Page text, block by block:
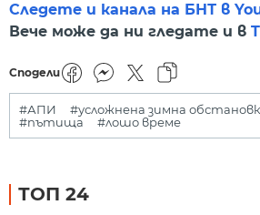
Следете и канала на БНТ в
Вече може да ни гледате и в
Сподели
#АПИ
#усложнена зимна
#пътища
#лошо време
ТОП 24